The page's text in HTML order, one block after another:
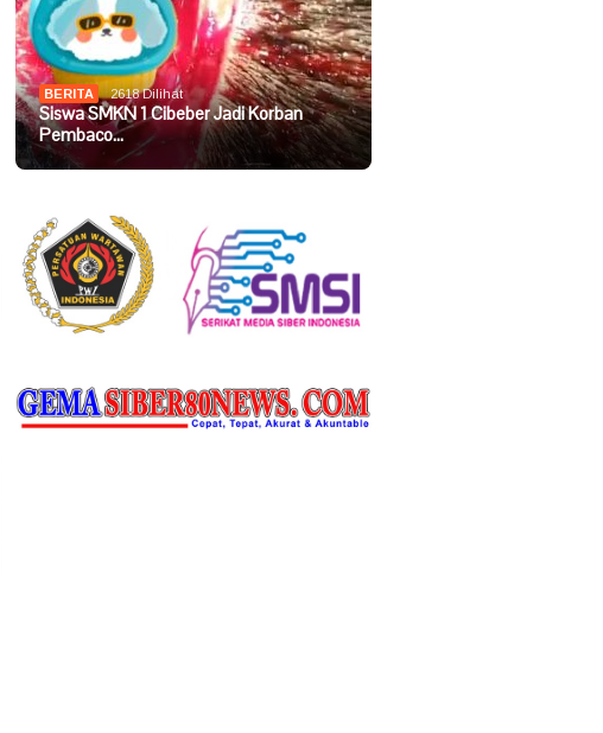
BERITA 2618 Dilihat
Siswa SMKN 1 Cibeber Jadi Korban
Pembaco…